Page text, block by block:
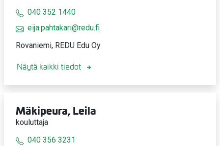
040 352 1440
eija.pahtakari@redu.fi
Rovaniemi, REDU Edu Oy
Näytä kaikki tiedot
Mäkipeura, Leila
kouluttaja
040 356 3231